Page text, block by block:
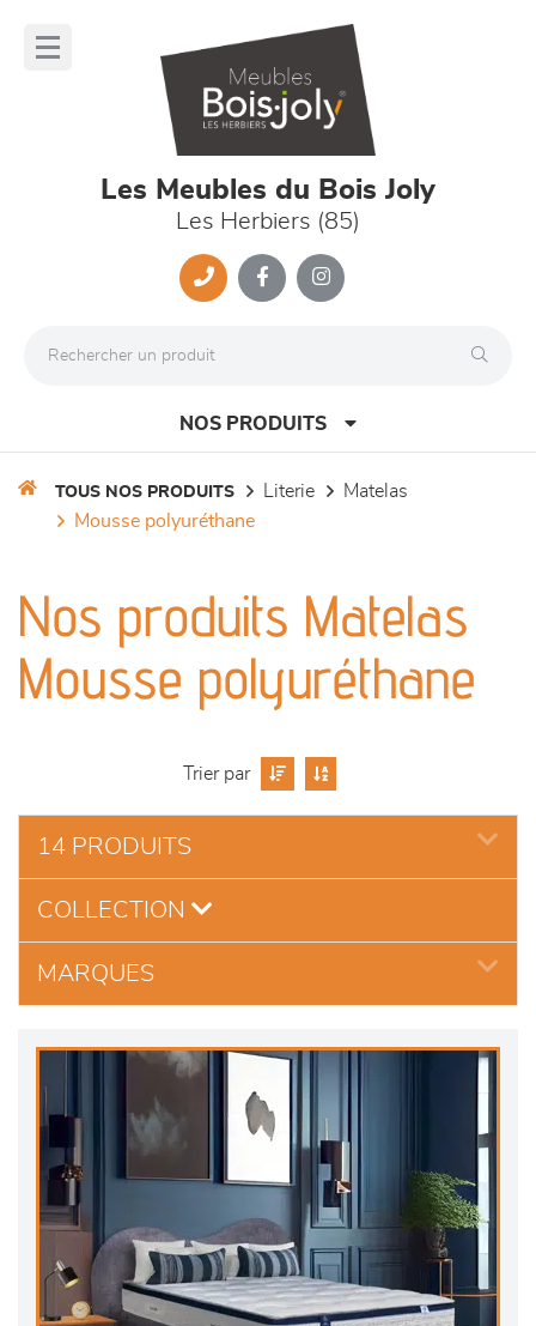
Les Meubles du Bois Joly
Les Herbiers (85)
NOS PRODUITS
séjours
meubles de complément
literie
décoration
TOUS NOS PRODUITS literie
matelas
mousse polyuréthane
Nos produits Matelas
Mousse polyuréthane
Trier par
14 PRODUITS
COLLECTION
MARQUES